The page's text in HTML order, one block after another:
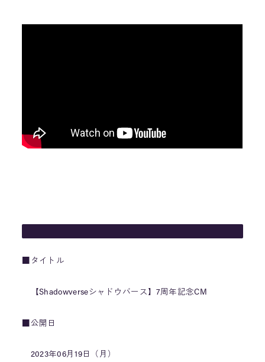
■タイトル
【Shadowverseシャドウバース】7周年記念CM
■公開日
2023年06月19日（月）